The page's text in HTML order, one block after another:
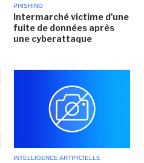
PHISHING
Intermarché victime d'une
fuite de données après
une cyberattaque
INTELLIGENCE ARTIFICIELLE